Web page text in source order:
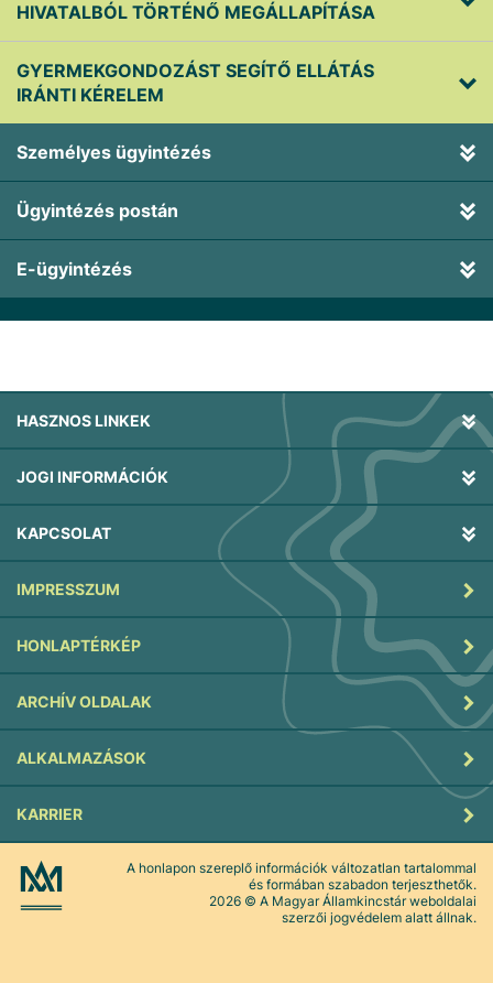
HIVATALBÓL TÖRTÉNŐ MEGÁLLAPÍTÁSA
GYERMEKGONDOZÁST SEGÍTŐ ELLÁTÁS
IRÁNTI KÉRELEM
Személyes ügyintézés
Ügyintézés postán
E-ügyintézés
HASZNOS LINKEK
JOGI INFORMÁCIÓK
KAPCSOLAT
IMPRESSZUM
HONLAPTÉRKÉP
ARCHÍV OLDALAK
ALKALMAZÁSOK
KARRIER
A honlapon szereplő információk változatlan tartalommal
és formában szabadon terjeszthetők.
2026 © A Magyar Államkincstár weboldalai
szerzői jogvédelem alatt állnak.